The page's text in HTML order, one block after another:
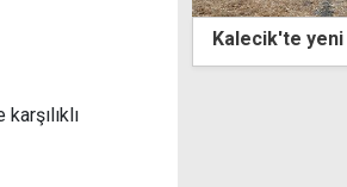
"Atatürk
bin tuğla